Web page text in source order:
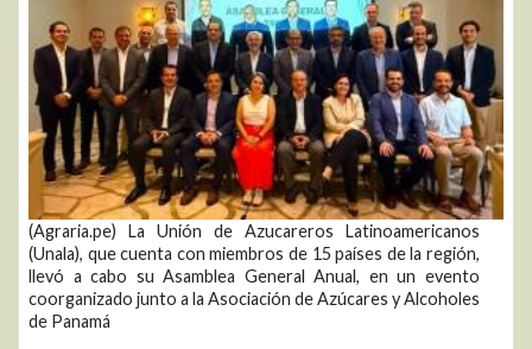
(Agraria.pe) La Unión de Azucareros Latinoamericanos
(Unala), que cuenta con miembros de 15 países de la región,
llevó a cabo su Asamblea General Anual, en un evento
coorganizado junto a la Asociación de Azúcares y Alcoholes
de Panamá